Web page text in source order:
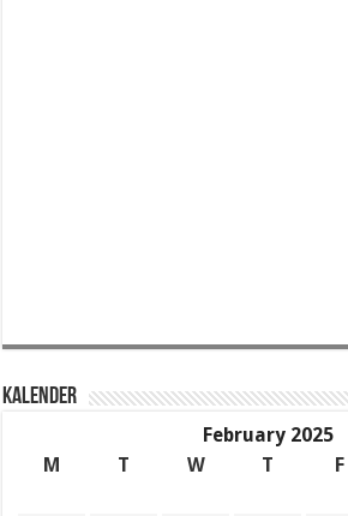
KALENDER
February 2025
M
T W T F